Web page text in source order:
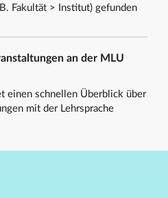
Fakultät > Institut) gefunden
an der MLU
einen schnellen Überblick über
mit der Lehrsprache